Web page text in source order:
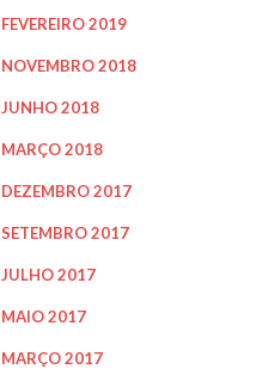
FEVEREIRO 2019
NOVEMBRO 2018
JUNHO 2018
MARÇO 2018
DEZEMBRO 2017
SETEMBRO 2017
JULHO 2017
MAIO 2017
MARÇO 2017